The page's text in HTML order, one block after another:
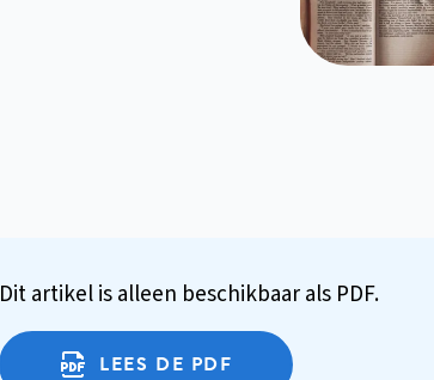
Dit artikel is alleen beschikbaar als PDF.
LEES DE PDF